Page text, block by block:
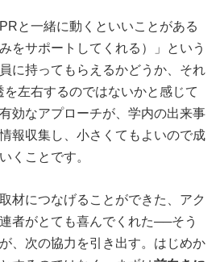
と一緒に動くといいことがある
をサポートしてくれる）」という
に持ってもらえるかどうか、それ
左右するのではないかと感じて
効なアプローチが、学内の出来事
報収集し、小さくてもよいので成
くことです。
材につなげることができた、アク
者がとても喜んでくれた──そう
、次の協力を引き出す。はじめか